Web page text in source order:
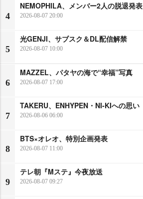
4
NEMOPHILA、メンバー2人の脱退発表
2026-08-07 20:00
5
光GENJI、サブスク＆DL配信解禁
2026-08-07 10:00
6
MAZZEL、パタヤの海で“幸福”写真
2026-08-07 17:00
7
TAKERU、ENHYPEN・NI-KIへの思い
2026-08-06 06:00
8
BTS×オレオ、特別企画発表
2026-08-07 11:00
9
テレ朝『Mステ』今夜放送
2026-08-07 09:27